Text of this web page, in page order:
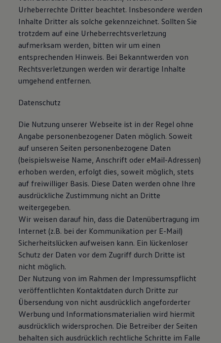
Magazin
Lifestyle
Transport
Familie
Elektromobilität
Volkswagen R
Pannen- und Unfallhilfe
Volkswagen Kundenbetreuung
Urheberrechte Dritter beachtet. Insbesondere werden
Inhalte Dritter als solche gekennzeichnet. Sollten Sie
trotzdem auf eine Urheberrechtsverletzung
aufmerksam werden, bitten wir um einen
entsprechenden Hinweis. Bei Bekanntwerden von
Rechtsverletzungen werden wir derartige Inhalte
umgehend entfernen.
Datenschutz
Die Nutzung unserer Webseite ist in der Regel ohne
Angabe personenbezogener Daten möglich. Soweit
auf unseren Seiten personenbezogene Daten
(beispielsweise Name, Anschrift oder eMail-Adressen)
erhoben werden, erfolgt dies, soweit möglich, stets
auf freiwilliger Basis. Diese Daten werden ohne Ihre
ausdrückliche Zustimmung nicht an Dritte
weitergegeben.
Wir weisen darauf hin, dass die Datenübertragung im
Internet (z.B. bei der Kommunikation per E-Mail)
Sicherheitslücken aufweisen kann. Ein lückenloser
Schutz der Daten vor dem Zugriff durch Dritte ist
nicht möglich.
Der Nutzung von im Rahmen der Impressumspflicht
veröffentlichten Kontaktdaten durch Dritte zur
Übersendung von nicht ausdrücklich angeforderter
Werbung und Informationsmaterialien wird hiermit
ausdrücklich widersprochen. Die Betreiber der Seiten
behalten sich ausdrücklich rechtliche Schritte im Falle